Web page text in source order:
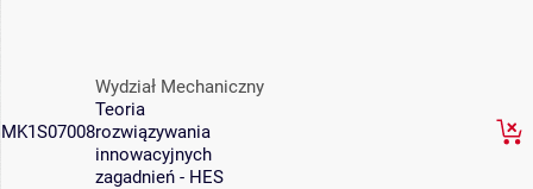
MK1S07008
Wydział Mechaniczny
Teoria
rozwiązywania
innowacyjnych
zagadnień - HES